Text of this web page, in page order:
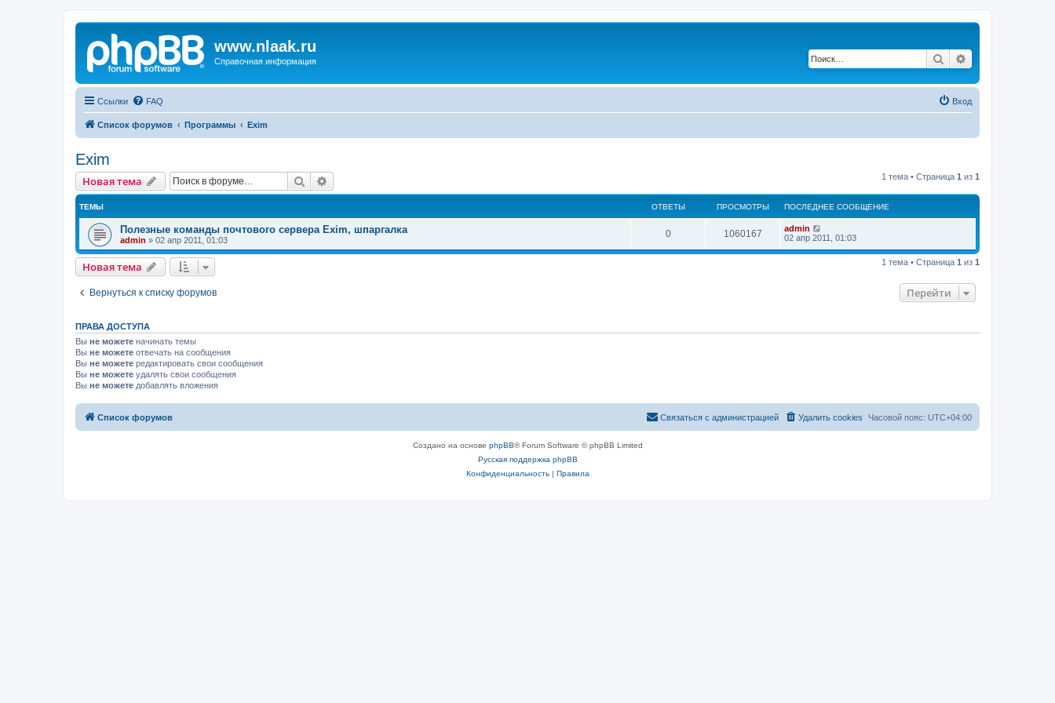
www.nlaak.ru
Справочная информация Поиск
Ссылки FAQ Вход
Список форумов Программы Exim
Exim
Новая тема Поиск 1 тема • Страница 1 из 1
ТЕМЫ ОТВЕТЫ ПРОСМОТРЫ ПОСЛЕДНЕЕ СООБЩЕНИЕ
Полезные команды почтового сервера Exim, шпаргалка
admin » 02 апр 2011, 01:03
0 1060167
admin
02 апр 2011, 01:03
Новая тема 1 тема • Страница 1 из 1
Вернуться к списку форумов Перейти
ПРАВА ДОСТУПА
Вы не можете начинать темы
Вы не можете отвечать на сообщения
Вы не можете редактировать свои сообщения
Вы не можете удалять свои сообщения
Вы не можете добавлять вложения
Список форумов Часовой пояс: UTC+04:00
Удалить cookies
Связаться с администрацией
Создано на основе phpBB® Forum Software © phpBB Limited
Русская поддержка phpBB
Конфиденциальность| Правила